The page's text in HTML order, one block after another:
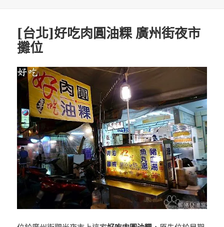
[台北]好吃肉圓油粿 廣州街夜市
攤位